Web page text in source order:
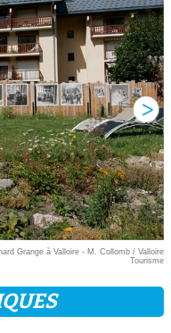
Grange à Valloire - M. Collomb / Valloire
Tourisme